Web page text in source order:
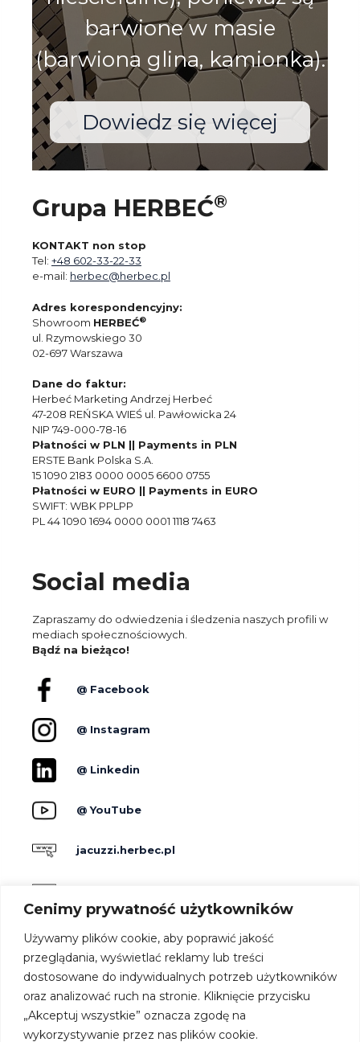
Cenimy prywatność użytkowników
Używamy plików cookie, aby poprawić jakość
przeglądania, wyświetlać reklamy lub treści
dostosowane do indywidualnych potrzeb użytkowników
oraz analizować ruch na stronie. Kliknięcie przycisku
„Akceptuj wszystkie” oznacza zgodę na
wykorzystywanie przez nas plików cookie.
barwione w masie
(barwiona glina, kamionka).
Dowiedz się więcej
Grupa HERBEĆ®
KONTAKT non stop
Tel: +48 602-33-22-33
e-mail: herbec@herbec.pl
Adres korespondencyjny:
Showroom HERBEĆ®
ul. Rzymowskiego 30
02-697 Warszawa
Dane do faktur:
Herbeć Marketing Andrzej Herbeć
47-208 REŃSKA WIEŚ ul. Pawłowicka 24
NIP 749-000-78-16
Płatności w PLN || Payments in PLN
ERSTE Bank Polska S.A.
15 1090 2183 0000 0005 6600 0755
Płatności w EURO || Payments in EURO
SWIFT: WBK PPLPP
PL 44 1090 1694 0000 0001 1118 7463
Social media
Zapraszamy do odwiedzenia i śledzenia naszych profili w
mediach społecznościowych.
Bądź na bieżąco!
@ Facebook
@ Instagram
@ Linkedin
@ YouTube
jacuzzi.herbec.pl